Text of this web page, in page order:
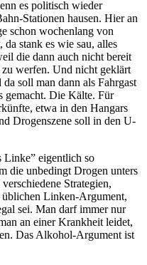
es politisch wieder
Stationen hausen. Hier an
schon wochenlang von
stank es wie sau, alles
die dann auch nicht bereit
werfen. Und nicht geklärt
soll man dann als Fahrgast
gemacht. Die Kälte. Für
etwa in den Hangars
Drogenszene soll in den U-
Linke” eigentlich so
die unbedingt Drogen unters
Strategien,
Linken-Argument,
sei. Man darf immer nur
an einer Krankheit leidet,
Das Alkohol-Argument ist